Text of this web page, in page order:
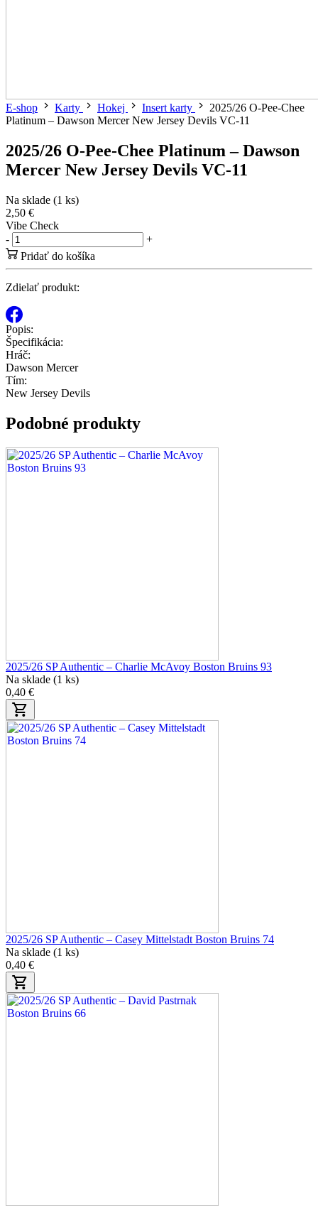
E-shop Karty Hokej Insert karty
2025/26 O-Pee-Chee
Platinum – Dawson Mercer New Jersey Devils VC-11
2025/26 O-Pee-Chee Platinum – Dawson
Mercer New Jersey Devils VC-11
Na sklade (1 ks)
2,50 €
Vibe Check
-
+
Pridať do košíka
Zdielať produkt:
Popis:
Špecifikácia:
Hráč:
Dawson Mercer
Tím:
New Jersey Devils
Podobné produkty
2025/26 SP Authentic – Charlie McAvoy Boston Bruins 93
Na sklade (1 ks)
0,40 €
2025/26 SP Authentic – Casey Mittelstadt Boston Bruins 74
Na sklade (1 ks)
0,40 €